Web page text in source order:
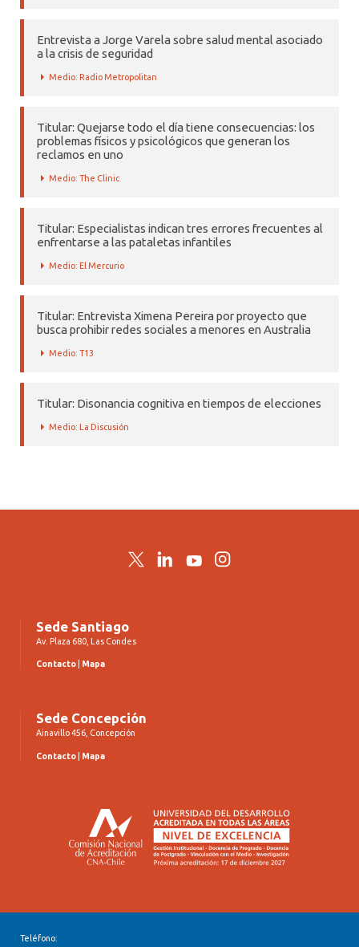
Entrevista a Jorge Varela sobre salud mental asociado
a la crisis de seguridad
Medio: Radio Metropolitan
Titular: Quejarse todo el día tiene consecuencias: los
problemas físicos y psicológicos que generan los
reclamos en uno
Medio: The Clinic
Titular: Especialistas indican tres errores frecuentes al
enfrentarse a las pataletas infantiles
Medio: El Mercurio
Titular: Entrevista Ximena Pereira por proyecto que
busca prohibir redes sociales a menores en Australia
Medio: T13
Titular: Disonancia cognitiva en tiempos de elecciones
Medio: La Discusión
TwitterLinkedInYouTubeInstagram
Sede Santiago
Av. Plaza 680, Las Condes
Contacto Mapa
Sede Concepción
Ainavillo 456, Concepción
Contacto Mapa
Teléfono: